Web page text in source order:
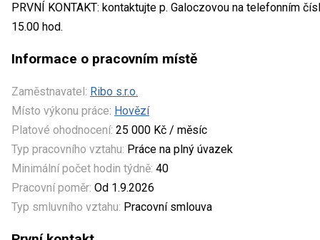
PRVNÍ KONTAKT: kontaktujte p. Galoczovou na telefonním
15.00 hod.
Informace o pracovním místě
Zaměstnavatel: Ribo s.r.o.
Místo výkonu práce: Hovězí
Platové ohodnocení: 25 000 Kč / měsíc
Typ pracovního vztahu: Práce na plný úvazek
Minimální počet hodin týdně: 40
Pracovní poměr: Od 1.9.2026
Typ smluvního vztahu: Pracovní smlouva